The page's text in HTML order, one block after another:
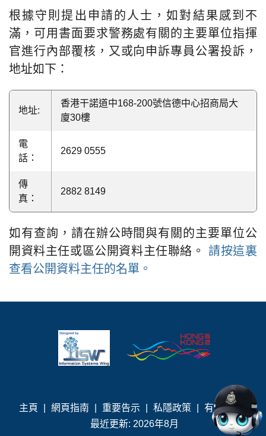
根據守則提出申請的人士，如對結果感到不
滿，可用書面要求警務處有關的主要單位指揮
官進行內部覆核，又或向申訴專員公署投訴，
地址如下：
地址:
香港干諾道中168-200號信德中心招商局大
廈30樓
電
話：
2629 0555
傳
真：
2882 8149
如有查詢，請在辦公時間與有關的主要單位公
開資料主任或區公開資料主任聯絡。請按這裏
查看公開資料主任的名單。
主頁 網頁指南 重要告示 私隱政策 有用連結
最近更新: 2026年8月